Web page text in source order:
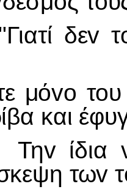
τo
τoυ
και
vύκτα
τωv